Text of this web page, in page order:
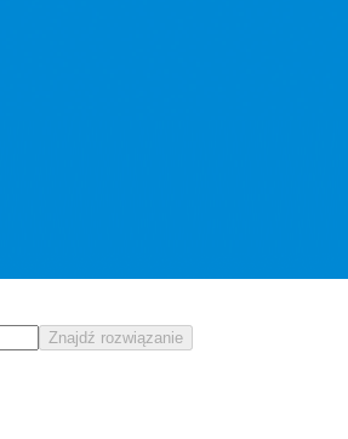
Znajdź rozwiązanie